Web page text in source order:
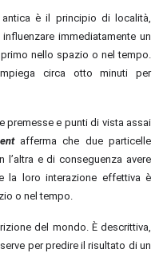
è il principio di località,
immediatamente un
nello spazio o nel tempo.
circa otto minuti per
premesse e punti di vista assai
afferma che due particelle
l’altra e di conseguenza avere
la loro interazione effettiva è
o nel tempo.
del mondo. È descrittiva,
per predire il risultato di un